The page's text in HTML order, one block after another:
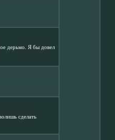
дерьмо. Я бы довел
сделать